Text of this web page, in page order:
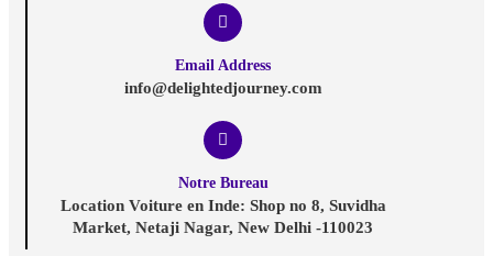
Email Address
info@delightedjourney.com
Notre Bureau
Location Voiture en Inde: Shop no 8, Suvidha
Market, Netaji Nagar, New Delhi -110023